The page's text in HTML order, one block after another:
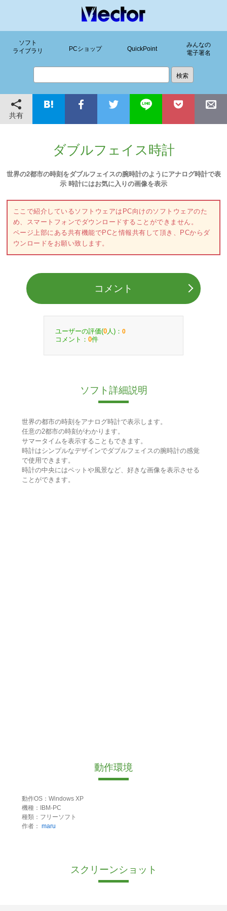
ソフト
ライブラリ
PCショップ QuickPoint
みんなの
電子署名
共有
ダブルフェイス時計
世界の2都市の時刻をダブルフェイスの腕時計のようにアナログ時計で表
示 時計にはお気に入りの画像を表示
ここで紹介しているソフトウェアはPC向けのソフトウェアのた
め、スマートフォンでダウンロードすることができません。
ページ上部にある共有機能でPCと情報共有して頂き、PCからダ
ウンロードをお願い致します。
コメント
ユーザーの評価(0 人)： 0
コメント： 0件
ソフト詳細説明
世界の都市の時刻をアナログ時計で表示します。
任意の2都市の時刻がわかります。
サマータイムを表示することもできます。
時計はシンプルなデザインでダブルフェイスの腕時計の感覚
で使用できます。
時計の中央にはペットや風景など、好きな画像を表示させる
ことができます。
動作環境
動作OS：Windows XP
機種：IBM-PC
種類：フリーソフト
作者： maru
スクリーンショット